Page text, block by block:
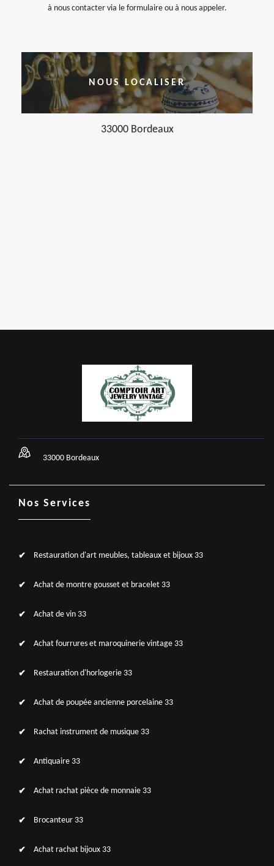
à nous contacter via le formulaire ou à nous appeler.
NOUS LOCALISER
33000 Bordeaux
33000 Bordeaux
Nos Services
Restauration d'art meubles, tableaux et bijoux 33
Achat de montre gousset et bracelet 33
Achat de vin 33
Achat fourrures et maroquinerie vintage 33
Restauration d'horlogerie 33
Achat de poupée ancienne porcelaine 33
Rachat instrument de musique 33
Antiquaire 33
Achat rachat pièce de monnaie 33
Brocanteur 33
Achat rachat bijoux 33